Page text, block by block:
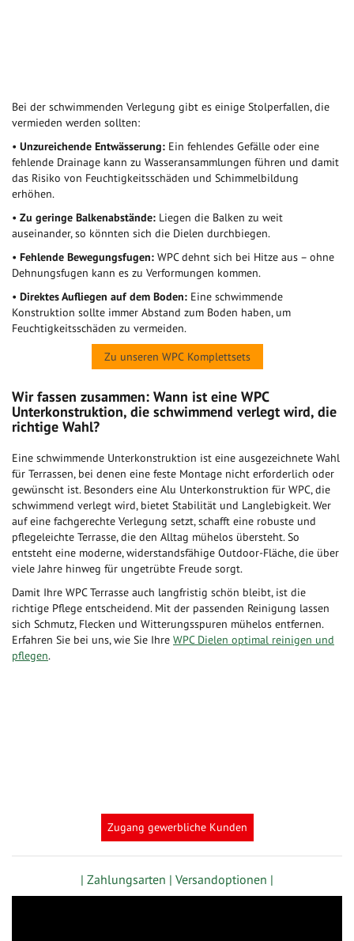
Bei der schwimmenden Verlegung gibt es einige Stolperfallen, die
vermieden werden sollten:
• Unzureichende Entwässerung: Ein fehlendes Gefälle oder eine
fehlende Drainage kann zu Wasseransammlungen führen und damit
das Risiko von Feuchtigkeitsschäden und Schimmelbildung
erhöhen.
• Zu geringe Balkenabstände: Liegen die Balken zu weit
auseinander, so könnten sich die Dielen durchbiegen.
• Fehlende Bewegungsfugen: WPC dehnt sich bei Hitze aus – ohne
Dehnungsfugen kann es zu Verformungen kommen.
• Direktes Aufliegen auf dem Boden: Eine schwimmende
Konstruktion sollte immer Abstand zum Boden haben, um
Feuchtigkeitsschäden zu vermeiden.
Zu unseren WPC Komplettsets
Wir fassen zusammen: Wann ist eine WPC
Unterkonstruktion, die schwimmend verlegt wird, die
richtige Wahl?
Eine schwimmende Unterkonstruktion ist eine ausgezeichnete Wahl
für Terrassen, bei denen eine feste Montage nicht erforderlich oder
gewünscht ist. Besonders eine Alu Unterkonstruktion für WPC, die
schwimmend verlegt wird, bietet Stabilität und Langlebigkeit. Wer
auf eine fachgerechte Verlegung setzt, schafft eine robuste und
pflegeleichte Terrasse, die den Alltag mühelos übersteht. So
entsteht eine moderne, widerstandsfähige Outdoor-Fläche, die über
viele Jahre hinweg für ungetrübte Freude sorgt.
Damit Ihre WPC Terrasse auch langfristig schön bleibt, ist die
richtige Pflege entscheidend. Mit der passenden Reinigung lassen
sich Schmutz, Flecken und Witterungsspuren mühelos entfernen.
Erfahren Sie bei uns, wie Sie Ihre WPC Dielen optimal reinigen und
pflegen.
Zugang gewerbliche Kunden
| Zahlungsarten | Versandoptionen |